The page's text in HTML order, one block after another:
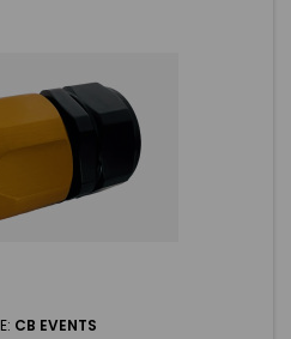
CB EVENTS